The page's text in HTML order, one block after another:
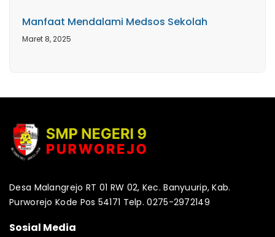
Manfaat Mendalami Medsos Sekolah
Maret 8, 2025
Desa Malangrejo RT 01 RW 02, Kec. Banyuurip, Kab.
Purworejo Kode Pos 54171 Telp. 0275-2972149
Sosial Media